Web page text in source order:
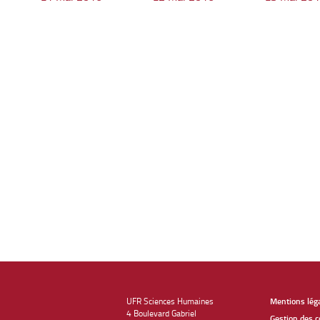
UFR Sciences Humaines
4 Boulevard Gabriel
Mentions